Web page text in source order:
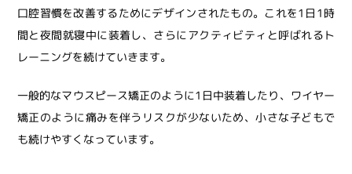
口腔習慣を改善するためにデザインされたもの。これを1日1時
間と夜間就寝中に装着し、さらにアクティビティと呼ばれるト
レーニングを続けていきます。
一般的なマウスピース矯正のように1日中装着したり、ワイヤー
矯正のように痛みを伴うリスクが少ないため、小さな子どもで
も続けやすくなっています。